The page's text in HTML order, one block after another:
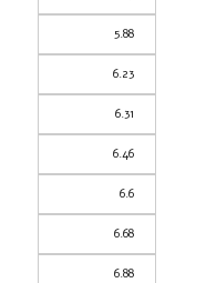
5.88
6.23
6.31
6.46
6.6
6.68
6.88